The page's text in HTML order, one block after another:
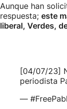
Aunque han
respuesta; este
liberal, Verdes,
[04/07/23]
periodista
—